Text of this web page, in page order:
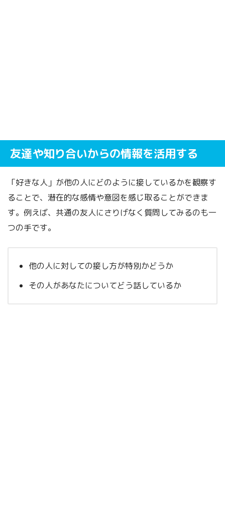
友達や知り合いからの情報を活用する
「好きな人」が他の人にどのように接しているかを観察す
ることで、潜在的な感情や意図を感じ取ることができま
す。例えば、共通の友人にさりげなく質問してみるのも一
つの手です。
他の人に対しての接し方が特別かどうか
その人があなたについてどう話しているか